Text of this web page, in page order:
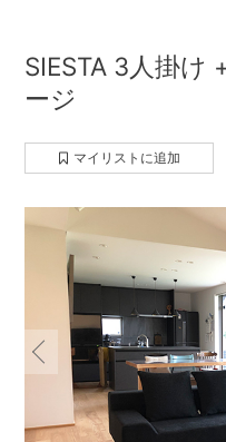
SIESTA 3人掛け
ージ
マイリストに追加